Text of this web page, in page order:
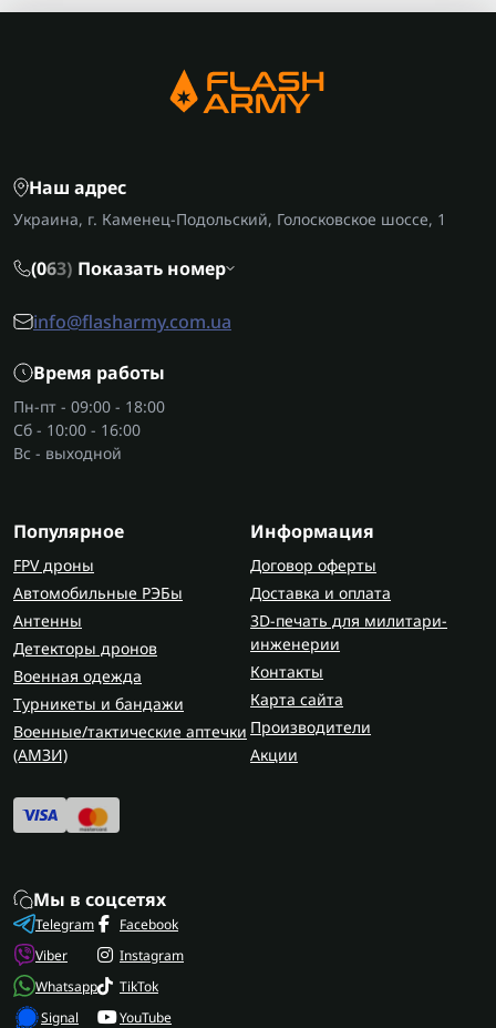
Наш адрес
Украина, г. Каменец-Подольский, Голосковское шоссе, 1
(063) Показать номер
info@flasharmy.com.ua
Время работы
Пн-пт - 09:00 - 18:00
Сб - 10:00 - 16:00
Вс - выходной
Популярное
FPV дроны
Автомобильные РЭБы
Антенны
Детекторы дронов
Военная одежда
Турникеты и бандажи
Военные/тактические аптечки
(AMЗИ)
Информация
Договор оферты
Доставка и оплата
3D-печать для милитари-
инженерии
Контакты
Карта сайта
Производители
Акции
Мы в соцсетях
Telegram
Viber
Whatsapp
Signal
Facebook
Instagram
TikTok
YouTube